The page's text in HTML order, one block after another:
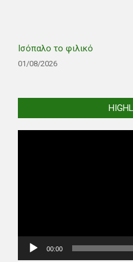
Ισόπαλο το φιλικό
01/08/2026
00:00